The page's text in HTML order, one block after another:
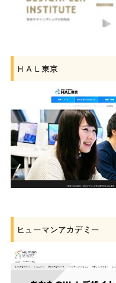
ＨＡＬ東京
ヒューマンアカデミー